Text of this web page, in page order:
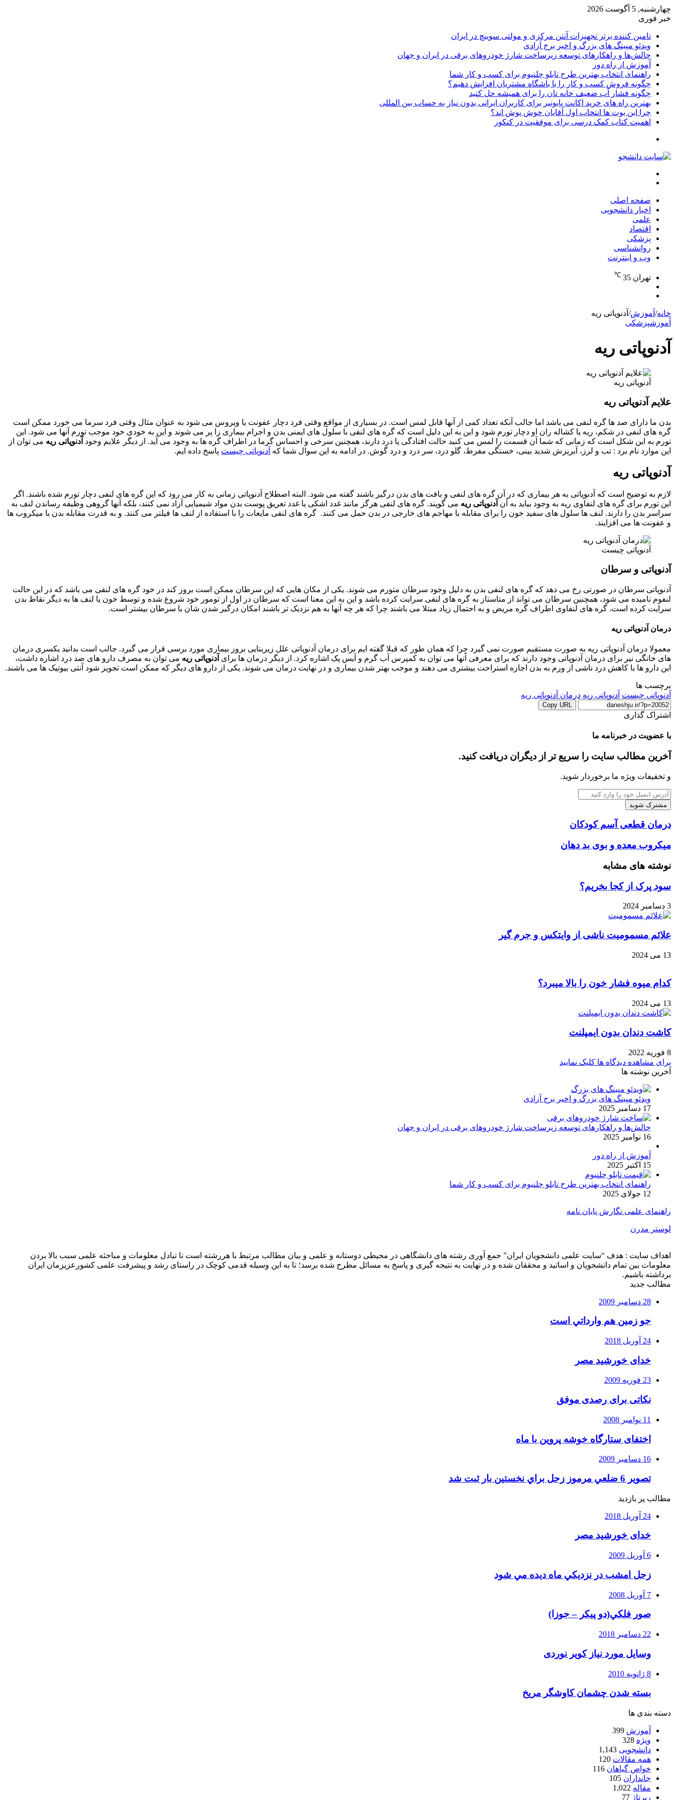
چهارشنبه, 5 آگوست 2026
خبر فوری
تامین کننده برتر تجهیزات آنتن مرکزی و مولتی سوییچ در ایران
ویدئو مپینگ های بزرگ و اخیر برج آزادی
چالش‌ها و راهکارهای توسعه زیرساخت شارژ خودروهای برقی در ایران و جهان
آموزش از راه دور
راهنمای انتخاب بهترین طرح تابلو چلنیوم برای کسب و کار شما
چگونه فروش کسب و کار را با باشگاه مشتریان افزایش دهیم؟
چگونه فشار آب ضعیف خانه تان را برای همیشه حل کنید
بهترین راه های خرید اکانت پایونیر برای کاربران ایرانی بدون نیاز به حساب بین المللی
چرا این بوت ها انتخاب اول آقایان خوش پوش اند؟
اهمیت کتاب کمک درسی برای موفقیت در کنکور
صفحه اصلی
اخبار دانشجویی
علمی
اقتصاد
پزشکی
روانشناسی
وب و اینترنت
تهران 35
℃
خانه/ آموزش/ آدنوپاتی ریه
آموزشپزشکی
آدنوپاتی ریه
آدنوپاتی ریه
علایم آدنوپاتی ریه
بدن ما دارای صد ها گره لنفی می باشد اما جالب آنکه تعداد کمی از آنها قابل لمس است. در بسیاری از مواقع وقتی فرد دچار عفونت یا ویروس می شود به عنوان مثال وقتی فرد سرما می خورد ممکن است
گره های لنفی در شکم، ریه یا کشاله ران او دچار تورم شود و این به این دلیل است که گره های لنفی با سلول های ایمنی بدن و اجرام بیماری زا پر می شوند و این به خودی خود موجب تورم آنها می شود. این
تورم به این شکل است که زمانی که شما آن قسمت را لمس می کنید حالت افتادگی یا درد دارند، همچنین سرخی و احساس گرما در اطراف گره ها به وجود می آید. از دیگر علایم وجود آدنوپاتی ریه می توان از
این موارد نام برد : تب و لرز، آبریزش شدید بینی، خستگی مفرط، گلو درد، سر درد و درد گوش. در ادامه به این سوال شما که آدنوپاتی چیست پاسخ داده ایم.
آدنوپاتی ریه
لازم به توضیح است که آدنوپاتی به هر بیماری که در آن گره های لنفی و بافت های بدن درگیر باشند گفته می شود. البته اصطلاح آدنوپاتی زمانی به کار می رود که این گره های لنفی دچار تورم شده باشند. اگر
این تورم برای گره های لنفاوی ریه به وجود بیاید به آن آدنوپاتی ریه می گویند. گره های لنفی هرگز مانند غدد اشکی یا غدد تعریق پوست بدن مواد شیمیایی آزاد نمی کنند، بلکه آنها گروهی وظیفه رساندن لنف به
سراسر بدن را دارند. لنف ها سلول های سفید خون را برای مقابله با مهاجم های خارجی در بدن حمل می کنند. گره های لنفی مایعات را با استفاده از لنف ها فیلتر می کنند. و به قدرت مقابله بدن با میکروب ها
و عفونت ها می افزایند.
آدنوپاتی چیست
آدنوپاتی و سرطان
آدنوپاتی سرطان در صورتی رخ می دهد که گره های لنفی بدن به دلیل وجود سرطان متورم می شوند. یکی از مکان هایی که این سرطان ممکن است بروز کند در خود گره های لنفی می باشد که در این حالت
لنفوم نامیده می شود، همچنین سرطان می تواند از متاستاز به گره های لنفی سرایت کرده باشد و این به این معنا است که سرطان در اول از تومور خود شروع شده و توسط خون یا لنف ها به دیگر نقاط بدن
سرایت کرده است. گره های لنفاوی اطراف گره مریض و به احتمال زیاد مبتلا می باشند چرا که هر چه آنها به هم نزدیک تر باشند امکان درگیر شدن شان با سرطان بیشتر است.
درمان آدنوپاتی ریه
معمولا درمان آدنوپاتی ریه به صورت مستقیم صورت نمی گیرد چرا که همان طور که قبلا گفته ایم برای درمان آدنوپاتی علل زیربنایی بروز بیماری مورد برسی قرار می گیرد. جالب است بدانید یکسری درمان
های خانگی نیر برای درمان آدنوپاتی وجود دارند که برای معرفی آنها می توان به کمپرس آب گرم و آیس پک اشاره کرد. از دیگر درمان ها برای آدنوپاتی ریه می توان به مصرف دارو های ضد درد اشاره داشت،
این دارو ها با کاهش درد ناشی از ورم به بدن اجازه استراحت بیشتری می دهند و موجب بهتر شدن بیماری و در نهایت درمان می شوند. یکی از دارو های دیگر که ممکن است تجویز شود آنتی بیوتیک ها می باشند.
برچسب ها
آدنوپاتی چیست آدنوپاتی ریه درمان آدنوپاتی ریه
Copy URL
اشتراک گذاری
بوک
با
با عضویت در خبرنامه ما
آخرین مطالب سایت را سریع تر از دیگران دریافت کنید.
و تخفیفات ویژه ما برخوردار شوید.
آدرس
ایمیل
خود
را
وارد
کنید
درمان
قطعی
آسم
کودکان
درمان قطعی آسم کودکان
میکروب
و
بوی
دهان
میکروب معده و بوی بد دهان
نوشته های مشابه
سود پرک از کجا بخریم؟
3 دسامبر 2024
علائم مسمومیت ناشی از وایتکس و جرم گیر
13 می 2024
کدام میوه فشار خون را بالا میبرد؟
13 می 2024
کاشت دندان بدون ایمپلنت
8 فوریه 2022
برای مشاهده دیدگاه ها کلیک نمایید
آخرین نوشته ها
ویدئو مپینگ های بزرگ و اخیر برج آزادی
17 دسامبر 2025
چالش‌ها و راهکارهای توسعه زیرساخت شارژ خودروهای برقی در ایران و جهان
16 نوامبر 2025
آموزش از راه دور
15 اکتبر 2025
راهنمای انتخاب بهترین طرح تابلو چلنیوم برای کسب و کار شما
12 جولای 2025
راهنمای علمی نگارش پایان نامه
لوستر مدرن
اهداف سایت : هدف “سایت علمی دانشجویان ایران” جمع آوری رشته های دانشگاهی در محیطی دوستانه و علمی و بیان مطالب مرتبط با هررشته است تا تبادل معلومات و مباحثه علمی سبب بالا بردن
معلومات بین تمام دانشجویان و اساتید و محققان شده و در نهایت به نتیجه گیری و پاسخ به مسائل مطرح شده برسد؛ تا به این وسیله قدمی کوچک در راستای رشد و پیشرفت علمی کشورعزیزمان ایران
برداشته باشیم.
مطالب جدید
28 دسامبر 2009
جو زمين هم وارداتي است
24 آوریل 2018
خدای خورشید مصر
23 فوریه 2009
نکاتی برای رصدی موفق
11 نوامبر 2008
اختفای ستارگاه خوشه پروین با ماه
16 دسامبر 2009
تصوير 6 ضلعي مرموز زحل براي نخستين بار ثبت شد
مطالب پر بازدید
24 آوریل 2018
خدای خورشید مصر
6 آوریل 2009
زحل امشب در نزديكي ماه ديده مي شود
7 آوریل 2008
صور فلكي(دو پیکر – جوزا)
22 دسامبر 2018
وسایل مورد نیاز کویر نوردی
8 ژانویه 2010
بسته شدن چشمان کاوشگر مريخ
دسته بندی ها
آموزش 399
ویژه 328
دانشجویی 1,143
همه مقالات 120
خواص گیاهان 116
جانداران 105
مقاله 1,022
رپرتاژ 77